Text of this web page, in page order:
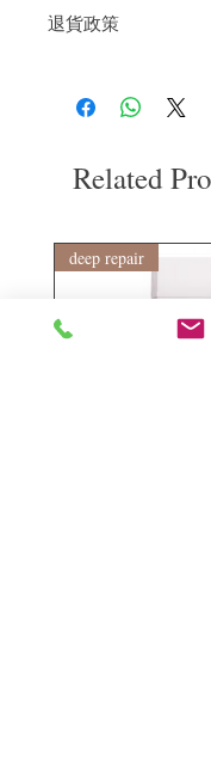
頭髮烘乾或待其自然晾乾
退貨政策
到我們的產品後的前7
Related
deep repair